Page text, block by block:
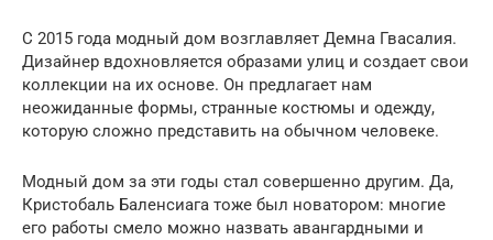
С 2015 года модный дом возглавляет Демна Гвасалия.
Дизайнер вдохновляется образами улиц и создает свои
коллекции на их основе. Он предлагает нам
неожиданные формы, странные костюмы и одежду,
которую сложно представить на обычном человеке.
Модный дом за эти годы стал совершенно другим. Да,
Кристобаль Баленсиага тоже был новатором: многие
его работы смело можно назвать авангардными и